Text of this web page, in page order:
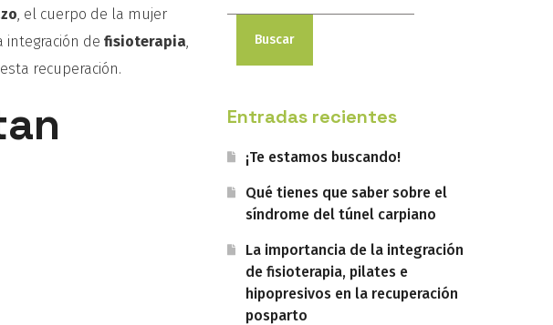
, el cuerpo de la mujer
integración de fisioterapia,
recuperación.
Buscar
Entradas recientes
¡Te estamos buscando!
Qué tienes que saber sobre el
síndrome del túnel carpiano
La importancia de la integración
de fisioterapia, pilates e
hipopresivos en la recuperación
posparto